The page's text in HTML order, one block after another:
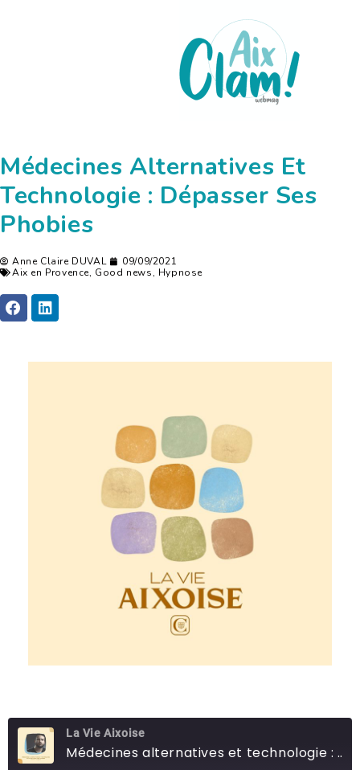
Médecines Alternatives Et
Technologie : Dépasser Ses
Phobies
Anne Claire DUVAL
09/09/2021
Aix en Provence, Good news, Hypnose
La Vie Aixoise
Médecines alternatives et technologie : dépasser ses phobies